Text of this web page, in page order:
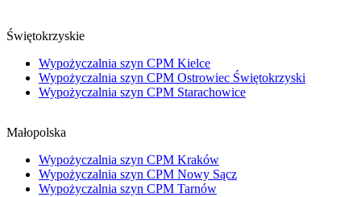
Świętokrzyskie
Wypożyczalnia szyn CPM Kielce
Wypożyczalnia szyn CPM Ostrowiec Świętokrzyski
Wypożyczalnia szyn CPM Starachowice
Małopolska
Wypożyczalnia szyn CPM Kraków
Wypożyczalnia szyn CPM Nowy Sącz
Wypożyczalnia szyn CPM Tarnów